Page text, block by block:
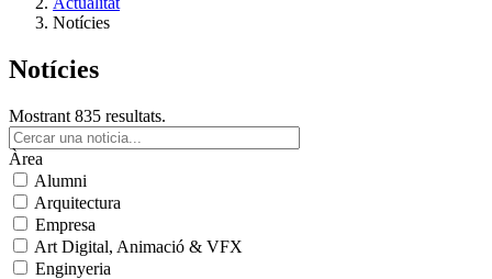
Notícies
Notícies
Mostrant 835 resultats.
Àrea
Alumni
Arquitectura
Empresa
Art Digital, Animació & VFX
Enginyeria